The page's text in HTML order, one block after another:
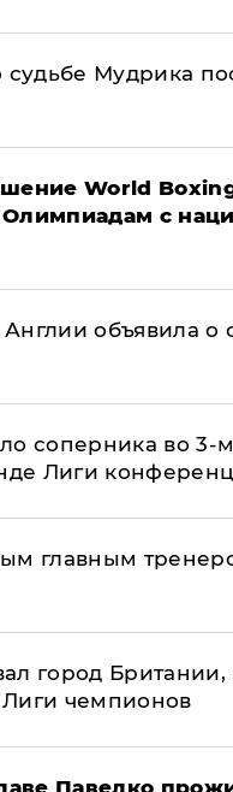
Мудрика
World
Олимпиадам с
объявила о
соперника во 3-м
Лиги
главным
город Британии,
чемпионов
Павелко